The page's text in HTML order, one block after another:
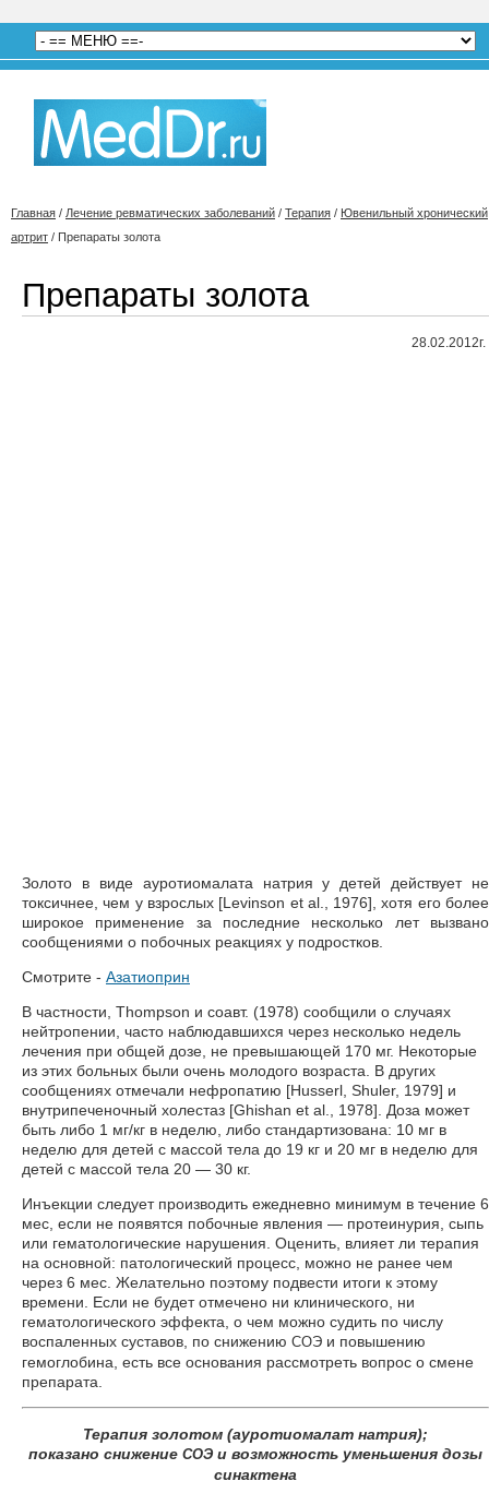
Главная / Лечение ревматических заболеваний / Терапия / Ювенильный хронический
артрит / Препараты золота
Препараты золота
28.02.2012г.
Золото в виде ауротиомалата натрия у детей действует не
токсичнее, чем у взрослых [Levinson et al., 1976], хотя его более
широкое применение за последние несколько лет вызвано
сообщениями о побочных реакциях у подростков.
Смотрите - Азатиоприн
В частности, Thompson и соавт. (1978) сообщили о случаях
нейтропении, часто наблюдавшихся через несколько недель
лечения при общей дозе, не превышающей 170 мг. Некоторые
из этих больных были очень молодого возраста. В других
сообщениях отмечали нефропатию [Husserl, Shuler, 1979] и
внутрипеченочный холестаз [Ghishan et al., 1978]. Доза может
быть либо 1 мг/кг в неделю, либо стандартизована: 10 мг в
неделю для детей с массой тела до 19 кг и 20 мг в неделю для
детей с массой тела 20 — 30 кг.
Инъекции следует производить ежедневно минимум в течение 6
мес, если не появятся побочные явления — протеинурия, сыпь
или гематологические нарушения. Оценить, влияет ли терапия
на основной: патологический процесс, можно не ранее чем
через 6 мес. Желательно поэтому подвести итоги к этому
времени. Если не будет отмечено ни клинического, ни
гематологического эффекта, о чем можно судить по числу
воспаленных суставов, по снижению СОЭ и повышению
гемоглобина, есть все основания рассмотреть вопрос о смене
препарата.
Терапия золотом (ауротиомалат натрия);
показано снижение СОЭ и возможность уменьшения дозы
синактена